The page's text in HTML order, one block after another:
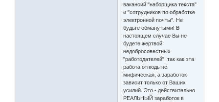
вакансий "наборщика текста"
и "сотрудников по обработке
электронной почты". Не
будьте обманутыми! В
настоящем случае Вы не
будете жертвой
недобросовестных
"работодателей", так как эта
работа отнюдь не
мифическая, а заработок
зависит только от Ваших
усилий. Это - действительно
РЕАЛЬНЫЙ заработок в